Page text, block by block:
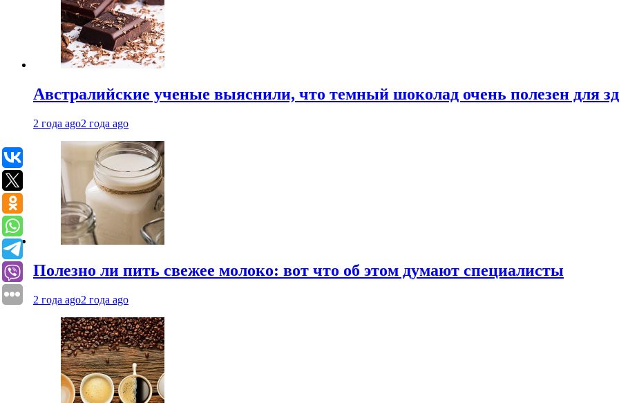
Австралийские ученые выяснили, что темный шоколад очень полезен для
2 года ago2 года ago
Полезно ли пить свежее молоко: вот что об этом думают специалисты
2 года ago2 года ago